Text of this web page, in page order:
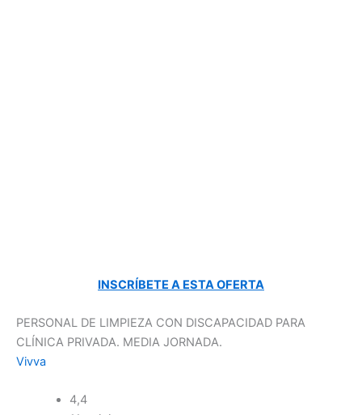
INSCRÍBETE A ESTA OFERTA
PERSONAL DE LIMPIEZA CON DISCAPACIDAD PARA
CLÍNICA PRIVADA. MEDIA JORNADA.
Vivva
4,4